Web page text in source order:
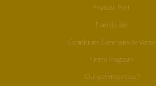
Frais de Port
Plan du site
Conditions Générales de Vente
Notre Magasin
Qui sommes-nous ?